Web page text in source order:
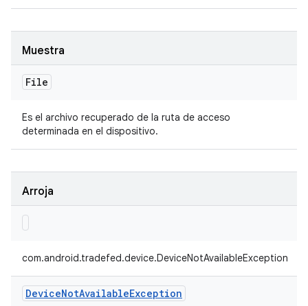
Muestra
File
Es el archivo recuperado de la ruta de acceso
determinada en el dispositivo.
Arroja
com.android.tradefed.device.DeviceNotAvailableException
DeviceNotAvailableException